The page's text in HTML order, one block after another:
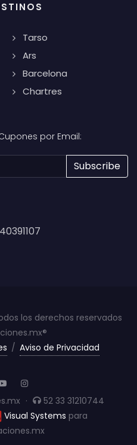
Tarso
Ars
Barcelona
Chartres
por Email:
los derechos reservados
/ Aviso de Privacidad
·
52 33 31210744
Visual Systems para